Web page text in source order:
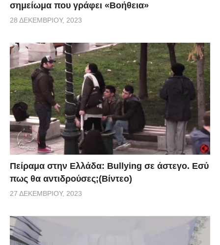
σημείωμα που γράφει «Βοήθεια»
28 ΔΕΚΕΜΒΡΊΟΥ, 2023
Πείραμα στην Ελλάδα: Bullying σε άστεγο. Εσύ
πως θα αντιδρούσες;(Βίντεο)
27 ΔΕΚΕΜΒΡΊΟΥ, 2023